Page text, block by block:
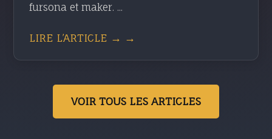
fursona et maker. ...
LIRE L’ARTICLE → →
VOIR TOUS LES ARTICLES